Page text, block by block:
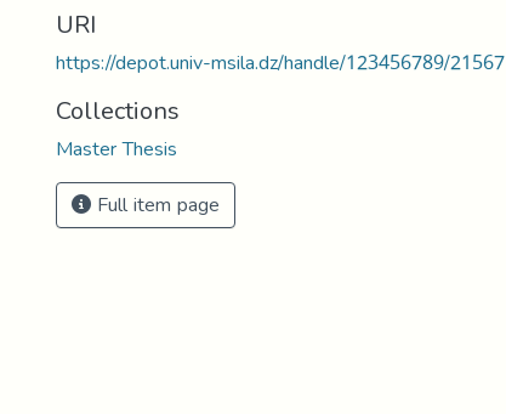
URI
https://depot.univ-msila.dz/handle/123456789/21567
Collections
Master Thesis
Full item page